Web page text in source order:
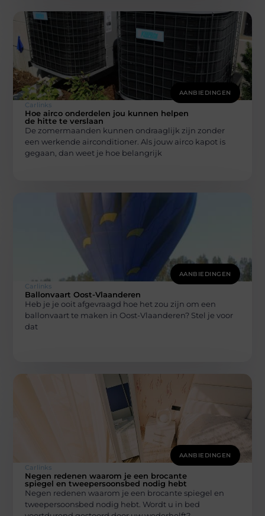
AANBIEDINGEN
Carlinks
Hoe airco onderdelen jou kunnen helpen
de hitte te verslaan
De zomermaanden kunnen ondraaglijk zijn zonder
een werkende airconditioner. Als jouw airco kapot is
gegaan, dan weet je hoe belangrijk
AANBIEDINGEN
Carlinks
Ballonvaart Oost-Vlaanderen
Heb je je ooit afgevraagd hoe het zou zijn om een
ballonvaart te maken in Oost-Vlaanderen? Stel je voor
dat
AANBIEDINGEN
Carlinks
Negen redenen waarom je een brocante
spiegel en tweepersoonsbed nodig hebt
Negen redenen waarom je een brocante spiegel en
tweepersoonsbed nodig hebt. Wordt u in bed